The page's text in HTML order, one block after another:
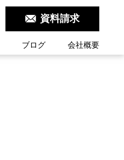
資料請求
ブログ 会社概要